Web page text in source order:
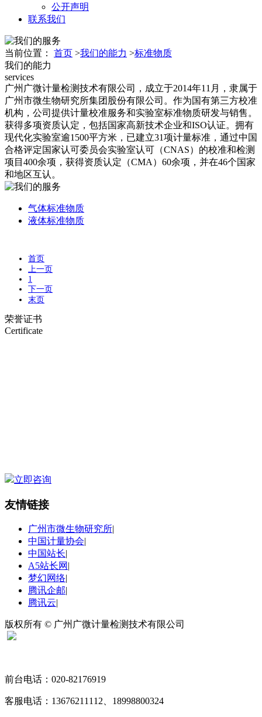
公开声明
联系我们
当前位置： 首页 >我们的能力 >标准物质
我们的能力
services
广州广微计量检测技术有限公司，成立于2014年11月，隶属于
广州市微生物研究所集团股份有限公司。作为国有第三方校准
机构，公司提供计量校准服务和实验室标准物质研发与销售。
获得多项资质认定，包括国家高新技术企业和ISO认证。拥有
现代化实验室逾1500平方米，已建立31项计量标准，通过中国
合格评定国家认可委员会实验室认可（CNAS）的校准和检测
项目400余项，获得资质认定（CMA）60余项，并在46个国家
和地区互认。
气体标准物质
液体标准物质
首页
上一页
1
下一页
末页
荣誉证书
Certificate
立即咨询
友情链接
广州市微生物研究所|
中国计量协会|
中国站长|
A5站长网 |
梦幻网络|
腾讯企邮|
腾讯云|
版权所有 © 广州广微计量检测技术有限公司
前台电话：020-82176919
客服电话：13676211112、18998800324